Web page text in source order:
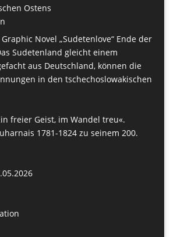
Ostens
Novel „Sudetenlove“ Ende der
Sudetenland gleicht einem
aus Deutschland, können die
in den tschechoslowakischen
freier Geist, im Wandel treu«.
1781-1824 zu seinem 200.